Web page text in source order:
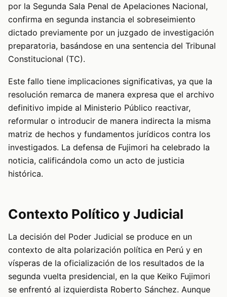
por la Segunda Sala Penal de Apelaciones Nacional,
confirma en segunda instancia el sobreseimiento
dictado previamente por un juzgado de investigación
preparatoria, basándose en una sentencia del Tribunal
Constitucional (TC).
Este fallo tiene implicaciones significativas, ya que la
resolución remarca de manera expresa que el archivo
definitivo impide al Ministerio Público reactivar,
reformular o introducir de manera indirecta la misma
matriz de hechos y fundamentos jurídicos contra los
investigados. La defensa de Fujimori ha celebrado la
noticia, calificándola como un acto de justicia
histórica.
Contexto Político y Judicial
La decisión del Poder Judicial se produce en un
contexto de alta polarización política en Perú y en
vísperas de la oficialización de los resultados de la
segunda vuelta presidencial, en la que Keiko Fujimori
se enfrentó al izquierdista Roberto Sánchez. Aunque